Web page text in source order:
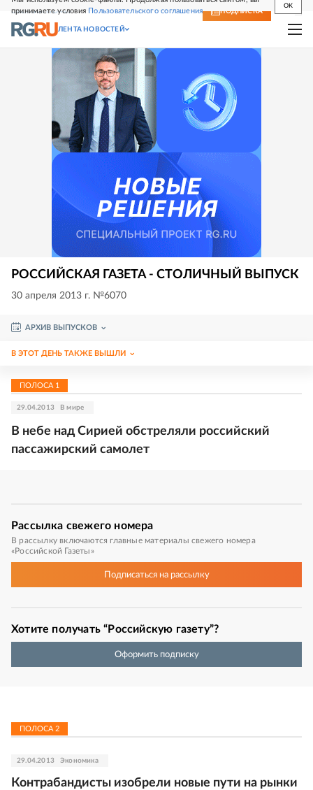
принимаете условия Пользовательского соглашения
OK
СВЕЖИЙ НОМЕР ПОДПИСКА
ЛЕНТА НОВОСТЕЙ
РОССИЙСКАЯ ГАЗЕТА - СТОЛИЧНЫЙ ВЫПУСК
30 апреля 2013 г. №6070
АРХИВ ВЫПУСКОВ
В ЭТОТ ДЕНЬ ТАКЖЕ ВЫШЛИ
ПОЛОСА 1
29.04.2013 В мире
В небе над Сирией обстреляли российский
пассажирский самолет
Рассылка свежего номера
В рассылку включаются главные материалы свежего номера
«Российской Газеты»
Подписатьсяна рассылку
Хотите получать “Российскую газету”?
Оформить подписку
ПОЛОСА 2
29.04.2013 Экономика
Контрабандисты изобрели новые пути на рынки